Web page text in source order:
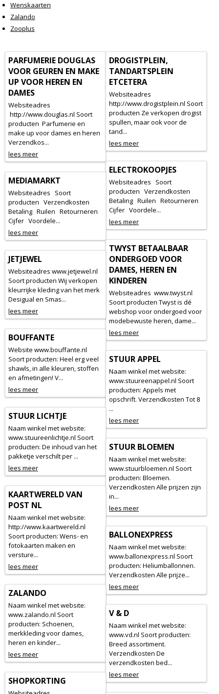
Wenskaarten
Zalando
Zooplus
PARFUMERIE DOUGLAS
VOOR GEUREN EN MAKE
UP VOOR HEREN EN
DAMES
Websiteadres
http://www.douglas.nl Soort
producten Parfumerie en
make up voor dames en heren
Verzendkos...
lees meer
DROGISTPLEIN,
TANDARTSPLEIN
ETCETERA
Websiteadres
http://www.drogistplein.nl Soort
producten Ze verkopen drogist
spullen, maar ook voor de
tand...
lees meer
ELECTROKOOPJES
Websiteadres Soort
producten Verzendkosten
Betaling Ruilen Retourneren
Cijfer Voordele...
lees meer
MEDIAMARKT
Websiteadres Soort
producten Verzendkosten
Betaling Ruilen Retourneren
Cijfer Voordele...
lees meer
TWYST BETAALBAAR
ONDERGOED VOOR
DAMES, HEREN EN
KINDEREN
Websiteadres www.twyst.nl
Soort producten Twyst is dé
webshop voor ondergoed voor
modebewuste heren, dame...
lees meer
JETJEWEL
Websiteadres www.jetjewel.nl
Soort producten Wij verkopen
kleurrijke kleding van het merk
Desigual en Smas...
lees meer
BOUFFANTE
Website www.bouffante.nl
Soort producten: Heel erg veel
shawls, in alle kleuren, stoffen
en afmetingen! V...
lees meer
STUUR APPEL
Naam winkel met website:
www.stuureenappel.nl Soort
producten: Appels met
opschrift. Verzendkosten Tot 8
...
lees meer
STUUR LICHTJE
Naam winkel met website:
www.stuureenlichtje.nl Soort
producten: De inhoud van het
pakketje verschilt per ...
lees meer
STUUR BLOEMEN
Naam winkel met website:
www.stuurbloemen.nl Soort
producten: Bloemen.
Verzendkosten Alle prijzen zijn
in...
lees meer
KAARTWERELD VAN
POST NL
Naam winkel met website:
http://www.kaartwereld.nl
Soort producten: Wens- en
fotokaarten maken en
versture...
lees meer
BALLONEXPRESS
Naam winkel met website:
www.ballonexpress.nl Soort
producten: Heliumballonnen.
Verzendkosten Alle prijze...
lees meer
ZALANDO
Naam winkel met website:
www.zalando.nl Soort
producten: Schoenen,
merkkleding voor dames,
heren en kinder...
lees meer
V & D
Naam winkel met website:
www.vd.nl Soort producten:
Breed assortiment.
Verzendkosten De
verzendkosten bed...
lees meer
SHOPKORTING